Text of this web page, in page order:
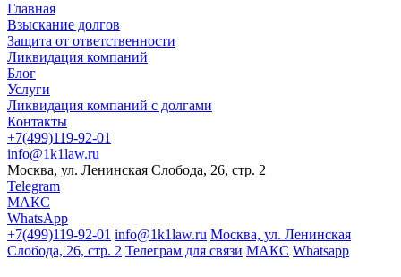
Главная
Взыскание долгов
Защита от ответственности
Ликвидация компаний
Блог
Услуги
Ликвидация компаний с долгами
Контакты
+7(499)119-92-01
info@1k1law.ru
Москва, ул. Ленинская Слобода, 26, стр. 2
Telegram
МАКС
WhatsApp
+7(499)119-92-01 info@1k1law.ru Москва, ул. Ленинская
Слобода, 26, стр. 2 Телеграм для связи МАКС Whatsapp